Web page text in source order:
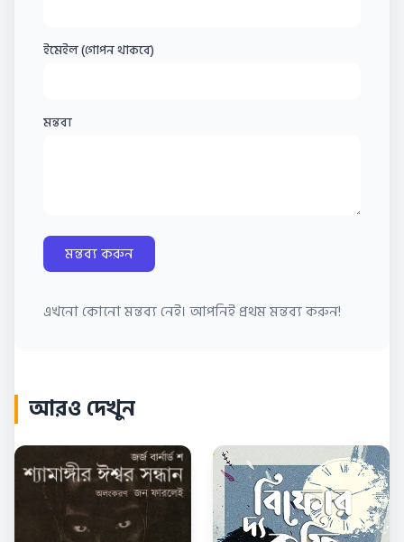
ইমেইল (গোপন থাকবে)
মন্তব্য
মন্তব্য করুন
এখনো কোনো মন্তব্য নেই। আপনিই প্রথম মন্তব্য করুন!
আরও দেখুন